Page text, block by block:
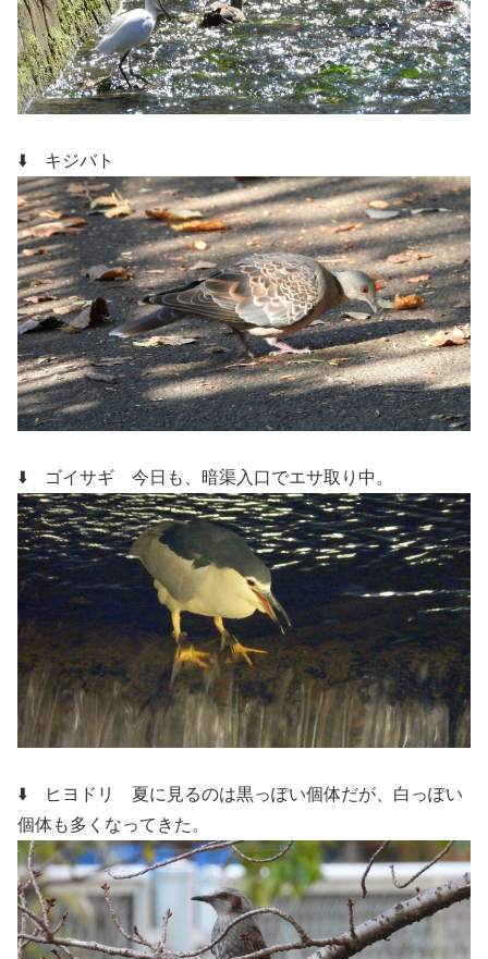
⬇️ キジバト
⬇️ ゴイサギ 今日も、暗渠入口でエサ取り中。
⬇️ ヒヨドリ 夏に見るのは黒っぽい個体だが、白っぽい
個体も多くなってきた。